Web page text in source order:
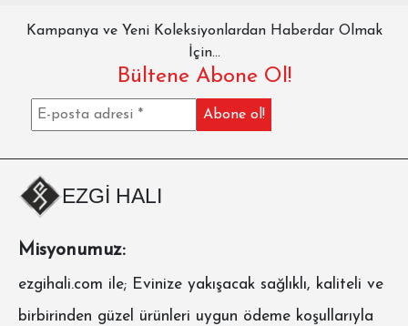
Kampanya ve Yeni Koleksiyonlardan Haberdar Olmak
İçin...
Bültene Abone Ol!
EZGİ HALI
Misyonumuz:
ezgihali.com ile; Evinize yakışacak sağlıklı, kaliteli ve
birbirinden güzel ürünleri uygun ödeme koşullarıyla